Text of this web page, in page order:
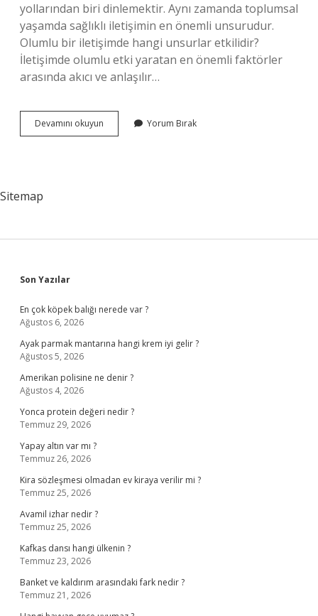
yollarından biri dinlemektir. Aynı zamanda toplumsal
yaşamda sağlıklı iletişimin en önemli unsurudur.
Olumlu bir iletişimde hangi unsurlar etkilidir?
İletişimde olumlu etki yaratan en önemli faktörler
arasında akıcı ve anlaşılır…
Devamını okuyun İLetişimi
Olumlu
Yorum Bırak
Sitemap
Sidebar
Son Yazılar
En çok köpek balığı nerede var ?
Ağustos 6, 2026
Ayak parmak mantarına hangi krem iyi gelir ?
Ağustos 5, 2026
Amerikan polisine ne denir ?
Ağustos 4, 2026
Yonca protein değeri nedir ?
Temmuz 29, 2026
Yapay altın var mı ?
Temmuz 26, 2026
Kira sözleşmesi olmadan ev kiraya verilir mi ?
Temmuz 25, 2026
Avamil izhar nedir ?
Temmuz 25, 2026
Kafkas dansı hangi ülkenin ?
Temmuz 23, 2026
Banket ve kaldırım arasındaki fark nedir ?
Temmuz 21, 2026